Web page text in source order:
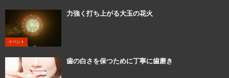
イベント
力強く打ち上がる大玉の花火
歯の白さを保つために丁寧に歯磨き